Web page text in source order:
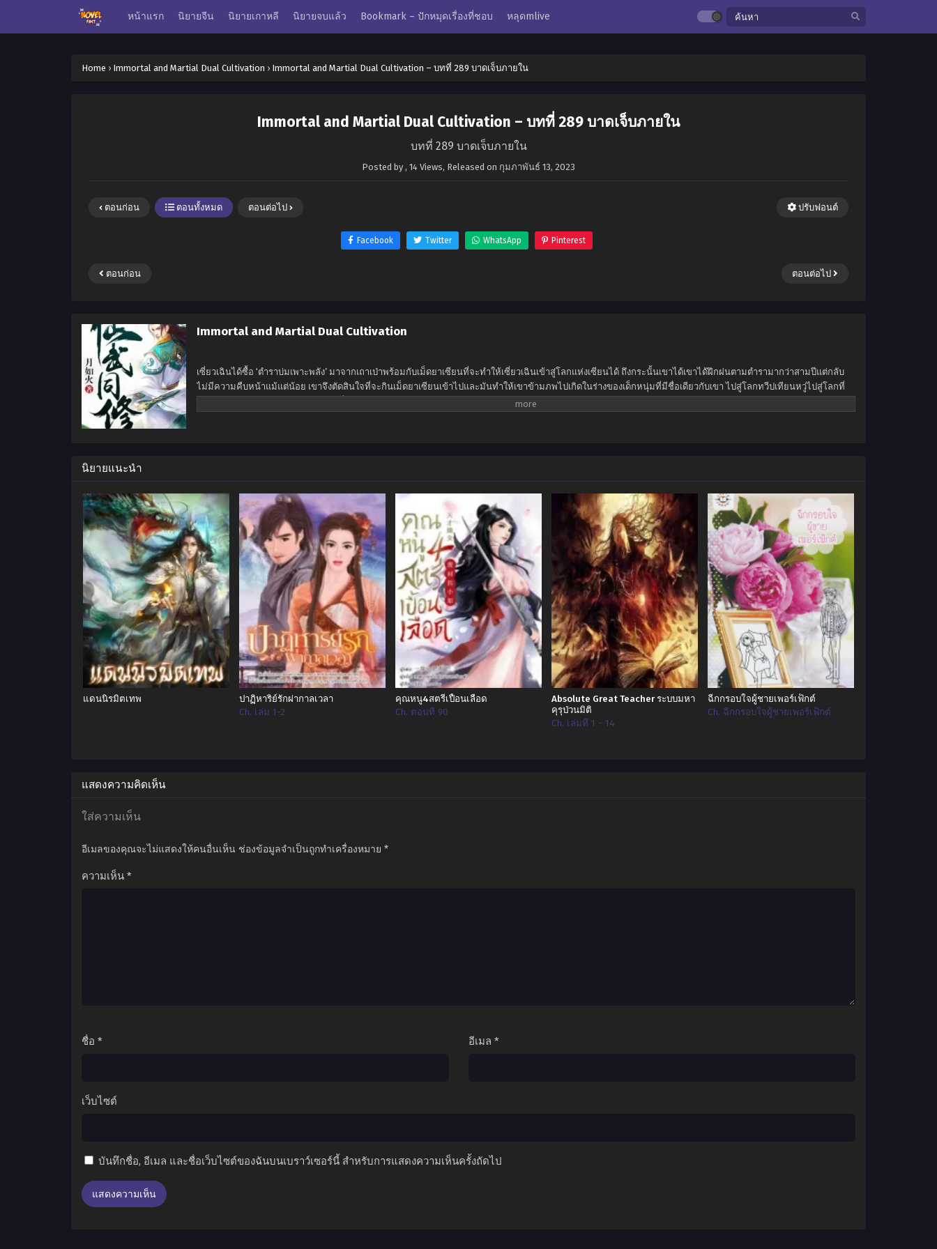
หน้าแรก นิยายจีน นิยายเกาหลี นิยายจบแล้ว Bookmark – ปักหมุดเรื่องที่ชอบ หลุดmlive
Home › Immortal and Martial Dual Cultivation › Immortal and Martial Dual Cultivation – บทที่ 289 บาดเจ็บภายใน
Immortal and Martial Dual Cultivation – บทที่ 289 บาดเจ็บภายใน
บทที่ 289 บาดเจ็บภายใน
Posted by , 14 Views, Released on กุมภาพันธ์ 13, 2023
ตอนก่อน ตอนทั้งหมด ตอนต่อไป ปรับฟอนต์
Facebook Twitter WhatsApp Pinterest
ตอนก่อน ตอนต่อไป
Immortal and Martial Dual Cultivation
เซี่ยวเฉินได้ซื้อ ‘ตำราบ่มเพาะพลัง’ มาจากเถาเป่าพร้อมกับเม็ดยาเซียนที่จะทำให้เซี่ยวเฉินเข้าสู่โลกแห่งเซียนได้ ถึงกระนั้นเขาได้เขาได้ฝึกฝนตามตำรามากว่าสามปีแต่กลับ
ไม่มีความคืบหน้าแม้แต่น้อย เขาจึงตัดสินใจที่จะกินเม็ดยาเซียนเข้าไปและมันทำให้เขาข้ามภพไปเกิดในร่างของเด็กหนุ่มที่มีชื่อเดียวกับเขา ไปสู่โลกทวีปเทียนหวู่ไปสู่โลกที่
นิยายแนะนำ
แดนนิรมิตเทพ
ปาฏิหาริย์รักผ่ากาลเวลา
Ch. เล่ม 1-2
คุณหนู4สตรีเปื้อนเลือด
Ch. ตอนที่ 90
Absolute Great Teacher ระบบมหา
คุรุป่วนมิติ
Ch. เล่มที่ 1 - 14
ฉีกกรอบใจผู้ชายเพอร์เฟ็กต์
Ch. ฉีกกรอบใจผู้ชายเพอร์เฟ็กต์
แสดงความคิดเห็น
ใส่ความเห็น
อีเมลของคุณจะไม่แสดงให้คนอื่นเห็น ช่องข้อมูลจำเป็นถูกทำเครื่องหมาย *
ความเห็น *
ชื่อ * อีเมล *
เว็บไซต์
บันทึกชื่อ, อีเมล และชื่อเว็บไซต์ของฉันบนเบราว์เซอร์นี้ สำหรับการแสดงความเห็นครั้งถัดไป